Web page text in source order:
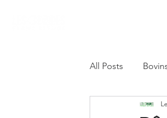
All Posts
Camélidés